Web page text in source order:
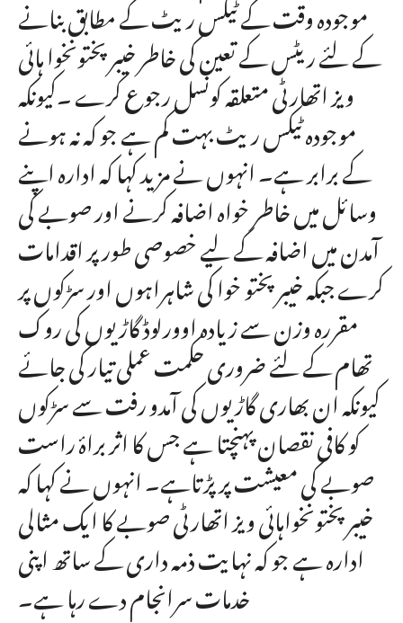
موجودہ وقت کے ٹیکس ریٹ کے مطابق بنانے
کے لئے ریٹس کے تعین کی خاطر خیبر پختونخوا ہائی
ویز اتھارٹی متعلقہ کونسل رجوع کرے ۔کیونکہ
موجودہ ٹیکس ریٹ بہت کم ہے جو کہ نہ ہونے
کے برابر ہے۔ انہوں نے مزید کہا کہ ادارہ اپنے
وسائل میں خاطر خواہ اضافہ کرنے اور صوبے کی
آمدن میں اضافہ کے لیے خصوصی طور پر اقدامات
کرے جبکہ خیبر پختو خوا کی شاہراہوں اور سڑکوں پر
مقررہ وزن سے زیادہ اوورلوڈ گاڑیوں کی روک
تھام کے لئے ضروری حکمت عملی تیار کی جائے
کیونکہ ان بھاری گاڑیوں کی آمدو رفت سے سڑکوں
کو کافی نقصان پہنچتا ہے جس کا اثر براۂ راست
صوبے کی معیشت پر پڑتاہے۔ انہوں نے کہا کہ
خیبر پختونخواہائی ویز اتھارٹی صوبے کا ایک مثالی
ادارہ ہے جو کہ نہایت ذمہ داری کے ساتھ اپنی
خدمات سرانجام دے رہا ہے۔